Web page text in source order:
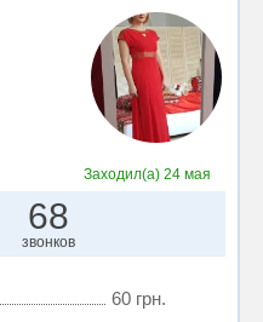
Заходил(а)24 мая
68
звонков
60 грн.